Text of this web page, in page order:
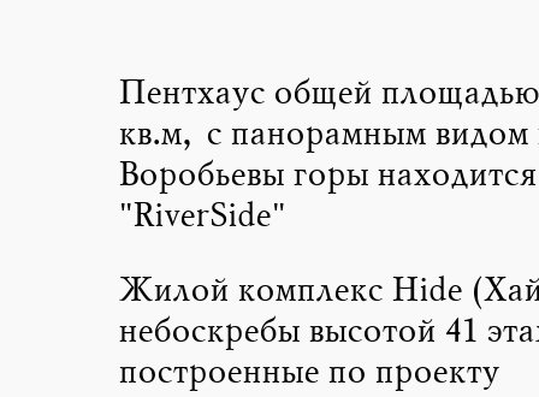
Пентхаус общей
кв.м, с панорамным
Воробьевы горы
"RiverSide"
Жилой комплекс Hide
небоскребы высотой 41
построенные по проекту